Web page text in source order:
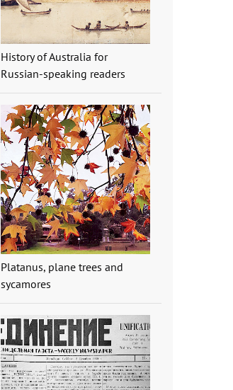
History of Australia for
Russian-speaking readers
Platanus, plane trees and
sycamores